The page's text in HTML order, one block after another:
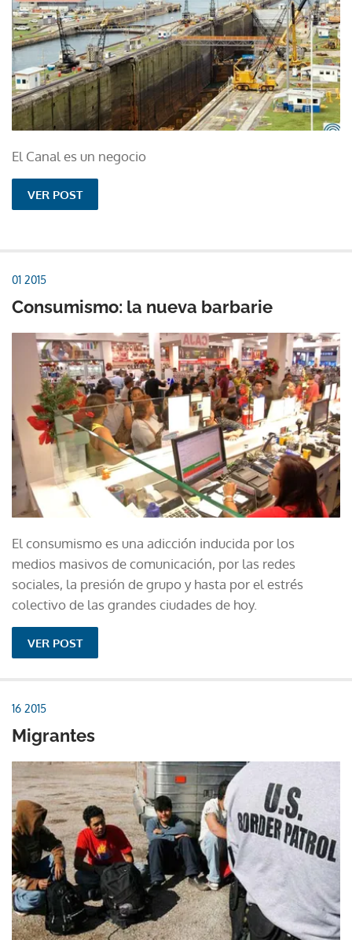
El Canal es un negocio
VER POST
01 2015
Consumismo: la nueva barbarie
El consumismo es una adicción inducida por los
medios masivos de comunicación, por las redes
sociales, la presión de grupo y hasta por el estrés
colectivo de las grandes ciudades de hoy.
VER POST
16 2015
Migrantes